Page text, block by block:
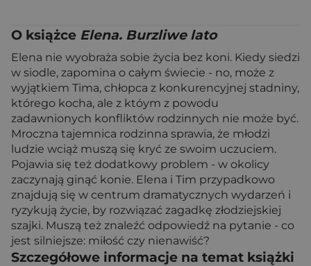
O książce Elena. Burzliwe lato
Elena nie wyobraża sobie życia bez koni. Kiedy siedzi
w siodle, zapomina o całym świecie - no, może z
wyjątkiem Tima, chłopca z konkurencyjnej stadniny,
którego kocha, ale z któym z powodu
zadawnionych konfliktów rodzinnych nie może być.
Mroczna tajemnica rodzinna sprawia, że młodzi
ludzie wciąż muszą się kryć ze swoim uczuciem.
Pojawia się też dodatkowy problem - w okolicy
zaczynają ginąć konie. Elena i Tim przypadkowo
znajdują się w centrum dramatycznych wydarzeń i
ryzykują życie, by rozwiązać zagadkę złodziejskiej
szajki. Muszą też znaleźć odpowiedź na pytanie - co
jest silniejsze: miłość czy nienawiść?
Szczegółowe informacje na temat książki